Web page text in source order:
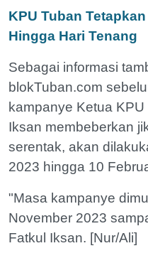
KPU Tuban
Hingga Hari Tenang
Sebagai informasi
blokTuban.com
kampanye Ketua
Iksan membeberkan
serentak, akan
2023 hingga 10
"Masa kampanye
November 2023
Fatkul Iksan. [Nur/Ali]